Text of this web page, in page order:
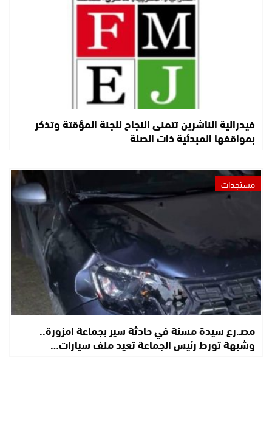
فيدرالية الناشرين تتمنى النجاح للجنة المؤقتة وتذكر
بمواقفها المبدئية ذات الصلة
مستجدات
مصـ.رع سيدة مسنة في حادثة سير بجماعة امزورة..
وشبهة تورط رئيس الجماعة تعيد ملف سيارات…